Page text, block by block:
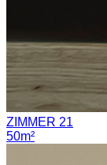
ZIMMER 21
50m²